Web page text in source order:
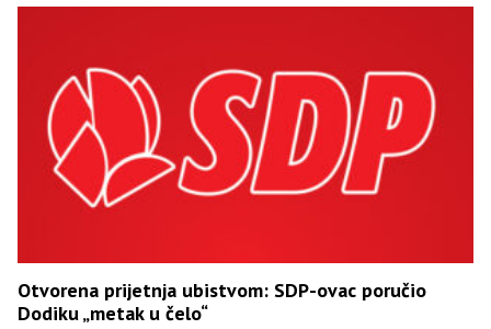
Otvorena prijetnja ubistvom: SDP-ovac poručio
Dodiku „metak u čelo“